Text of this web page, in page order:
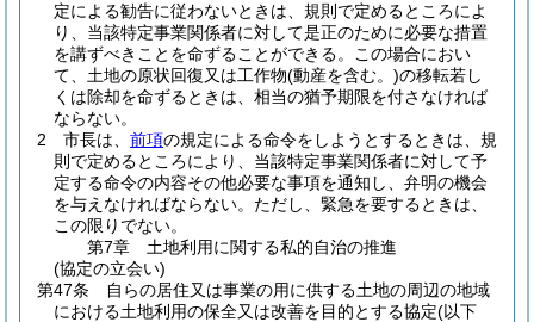
定による勧告に従わないときは、規則で定めるところによ
り、当該特定事業関係者に対して是正のために必要な措置
を講ずべきことを命ずることができる。
この場合におい
て、土地の原状回復又は工作物(動産を含む。)の移転若し
くは除却を命ずるときは、相当の猶予期限を付さなければ
ならない。
2
市長は、 前項の規定による命令をしようとするときは、規
則で定めるところにより、当該特定事業関係者に対して予
定する命令の内容その他必要な事項を通知し、弁明の機会
を与えなければならない。 ただし、緊急を要するときは、
この限りでない。
第7章
土地利用に関する私的自治の推進
(協定の立会い)
第47条
自らの居住又は事業の用に供する土地の周辺の地域
における土地利用の保全又は改善を目的とする協定(以下